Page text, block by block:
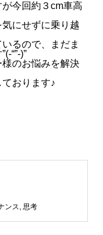
今回約３cm車高
にせずに乗り越
るので、まだま
“”-)”
のお悩みを解決
おります♪
ンス, 思考